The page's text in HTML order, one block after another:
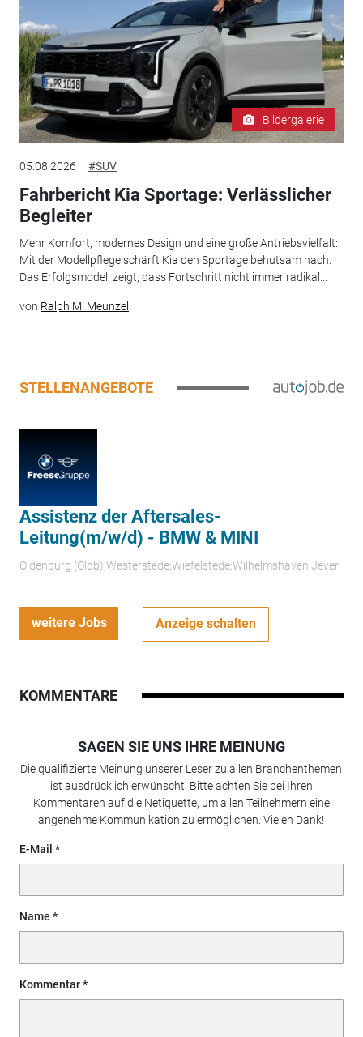
Bildergalerie
05.08.2026 #SUV
Fahrbericht Kia Sportage: Verlässlicher
Begleiter
Mehr Komfort, modernes Design und eine große Antriebsvielfalt:
Mit der Modellpflege schärft Kia den Sportage behutsam nach.
Das Erfolgsmodell zeigt, dass Fortschritt nicht immer radikal...
von Ralph M. Meunzel
STELLENANGEBOTE
Assistenz der Aftersales-
Leitung(m/w/d) - BMW & MINI
Oldenburg (Oldb);Westerstede;Wiefelstede;Wilhelmshaven;Jever
weitere Jobs Anzeige schalten
KOMMENTARE
SAGEN SIE UNS IHRE MEINUNG
Die qualifizierte Meinung unserer Leser zu allen Branchenthemen
ist ausdrücklich erwünscht. Bitte achten Sie bei Ihren
Kommentaren auf die Netiquette, um allen Teilnehmern eine
angenehme Kommunikation zu ermöglichen. Vielen Dank!
E-Mail
Name
Kommentar